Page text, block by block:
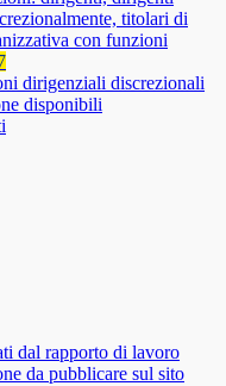
titolari di
con funzioni
dirigenziali discrezionali
disponibili
dal rapporto di lavoro
da pubblicare sul sito